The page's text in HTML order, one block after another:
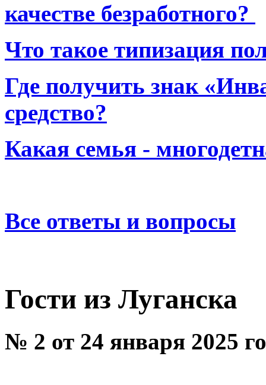
качестве безработного?
Что такое типизация
Где получить знак
средство?
Какая семья -
Все ответы и вопросы
Гости из Луганска
№ 2 от 24 января 2025